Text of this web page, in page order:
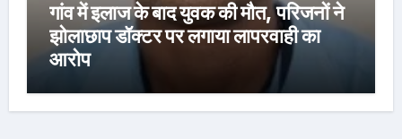
गांव में इलाज के बाद युवक की मौत, परिजनों ने
झोलाछाप डॉक्टर पर लगाया लापरवाही का
आरोप